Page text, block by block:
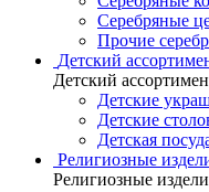
Серебряные
Прочие
Детский
Детский
Детские
Детские
Детская
Религиозные
Религиозные